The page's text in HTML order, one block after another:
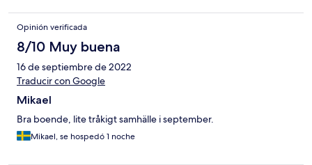
everything with debit card.
Opinión verificada
8/10 Muy buena
16 de septiembre de 2022
Traducir con Google
Mikael
Bra boende, lite tråkigt samhälle i september.
Mikael, se hospedó 1 noche